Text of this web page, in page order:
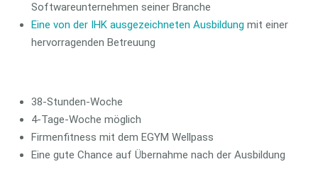
Softwareunternehmen seiner Branche
Eine von der IHK ausgezeichneten Ausbildung mit einer
hervorragenden Betreuung
38-Stunden-Woche
4-Tage-Woche möglich
Firmenfitness mit dem EGYM Wellpass
Eine gute Chance auf Übernahme nach der Ausbildung